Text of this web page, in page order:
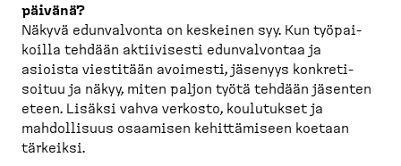
päivänä?
Näkyvä edunvalvonta on keskeinen syy. Kun työpai­
koilla tehdään aktiivisesti edunval­vontaa ja
asioista viestitään avoimesti, jäsenyys konkre­ti­
soituu ja näkyy, miten paljon työtä tehdään jäsenten
eteen. Lisäksi vahva verkosto, koulutukset ja
mahdol­lisuus osaamisen kehittä­miseen koetaan
tärkeiksi.